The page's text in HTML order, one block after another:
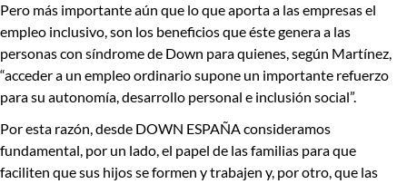
Pero más importante aún que lo que aporta a las empresas el
empleo inclusivo, son los beneficios que éste genera a las
personas con síndrome de Down para quienes, según Martínez,
“acceder a un empleo ordinario supone un importante refuerzo
para su autonomía, desarrollo personal e inclusión social”.
Por esta razón, desde DOWN ESPAÑAconsideramos
fundamental, por un lado,el papel de las familias para que
faciliten que sus hijos se formen y trabajen y, por otro,que las